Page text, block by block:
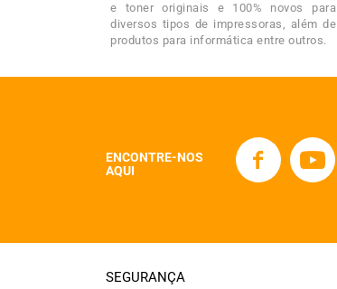
e toner originais e 100% novos para
diversos tipos de impressoras, além de
produtos para informática entre outros.
ENCONTRE-NOS
AQUI
SEGURANÇA